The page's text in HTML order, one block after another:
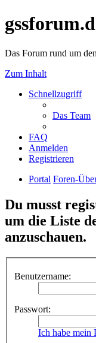
Das Forum rund um
Zum Inhalt
Schnellzugriff
Das Team
FAQ
Anmelden
Registrieren
Portal Foren-
Du musst
um die Liste
anzuschauen.
Benutzername:
Passwort:
Ich habe mein